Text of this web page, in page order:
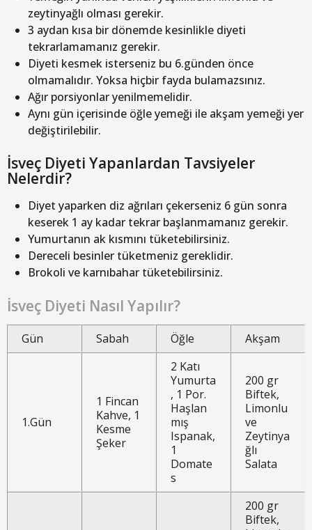
zeytinyağlı olması gerekir.
3 aydan kısa bir dönemde kesinlikle diyeti
tekrarlamamanız gerekir.
Diyeti kesmek isterseniz bu 6.günden önce
olmamalıdır. Yoksa hiçbir fayda bulamazsınız.
Ağır porsiyonlar yenilmemelidir.
Aynı gün içerisinde öğle yemeği ile akşam yemeği yer
değiştirilebilir.
İsveç Diyeti Yapanlardan Tavsiyeler
Nelerdir?
Diyet yaparken diz ağrıları çekerseniz 6 gün sonra
keserek 1 ay kadar tekrar başlanmamanız gerekir.
Yumurtanın ak kısmını tüketebilirsiniz.
Dereceli besinler tüketmeniz gereklidir.
Brokoli ve karnıbahar tüketebilirsiniz.
İsveç Diyeti Nasıl Yapılır?
Gün Sabah Öğle Akşam
1.Gün
1 Fincan
Kahve, 1
Kesme
Şeker
2 Katı
Yumurta
, 1 Por.
Haşlan
mış
Ispanak,
1
Domate
s
200 gr
Biftek,
Limonlu
ve
Zeytinya
ğlı
Salata
200 gr
Biftek,